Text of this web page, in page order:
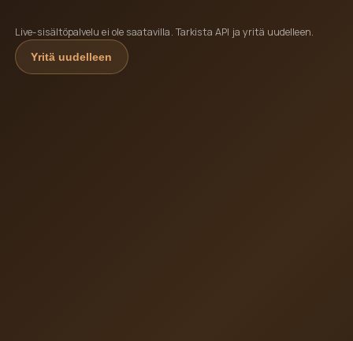
Live-sisältöpalvelu ei ole saatavilla. Tarkista API ja yritä uudelleen.
Yritä uudelleen